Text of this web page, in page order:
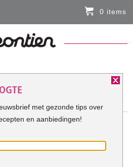
Hardloopkleding:
0 items
met gezonde tips over
en aanbiedingen!